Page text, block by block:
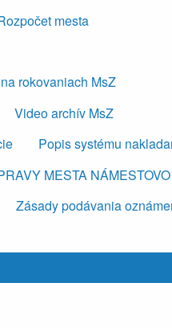
mesta
rokovaniach MsZ
Video archív MsZ
Popis systému
MESTA NÁMESTOVO
Zásady podávania